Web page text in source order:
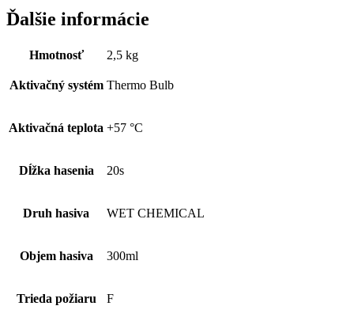
Ďalšie informácie
Hmotnosť 2,5 kg
Aktivačný systém Thermo Bulb
Aktivačná teplota +57 °C
Dĺžka hasenia 20s
Druh hasiva WET CHEMICAL
Objem hasiva 300ml
Trieda požiaru F